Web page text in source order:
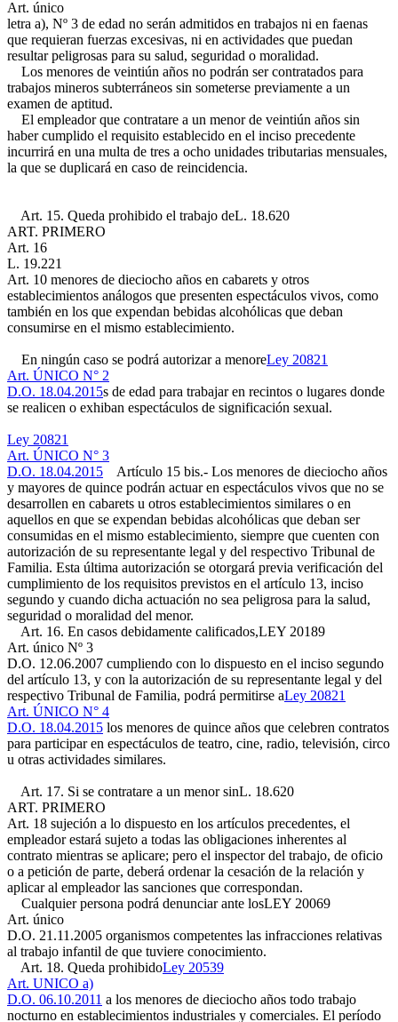
Art. único
letra a), Nº 3 de edad no serán admitidos en trabajos ni en faenas
que requieran fuerzas excesivas, ni en actividades que puedan
resultar peligrosas para su salud, seguridad o moralidad.
Los menores de veintiún años no podrán ser contratados para
trabajos mineros subterráneos sin someterse previamente a un
examen de aptitud.
El empleador que contratare a un menor de veintiún años sin
haber cumplido el requisito establecido en el inciso precedente
incurrirá en una multa de tres a ocho unidades tributarias mensuales,
la que se duplicará en caso de reincidencia.
Art. 15. Queda prohibido el trabajo deL. 18.620
ART. PRIMERO
Art. 16
L. 19.221
Art. 10 menores de dieciocho años en cabarets y otros
establecimientos análogos que presenten espectáculos vivos, como
también en los que expendan bebidas alcohólicas que deban
consumirse en el mismo establecimiento.
En ningún caso se podrá autorizar a menoreLey 20821
Art. ÚNICO N° 2
D.O. 18.04.2015s de edad para trabajar en recintos o lugares donde
se realicen o exhiban espectáculos de significación sexual.
Ley 20821
Art. ÚNICO N° 3
D.O. 18.04.2015 Artículo 15 bis.- Los menores de dieciocho años
y mayores de quince podrán actuar en espectáculos vivos que no se
desarrollen en cabarets u otros establecimientos similares o en
aquellos en que se expendan bebidas alcohólicas que deban ser
consumidas en el mismo establecimiento, siempre que cuenten con
autorización de su representante legal y del respectivo Tribunal de
Familia. Esta última autorización se otorgará previa verificación del
cumplimiento de los requisitos previstos en el artículo 13, inciso
segundo y cuando dicha actuación no sea peligrosa para la salud,
seguridad o moralidad del menor.
Art. 16. En casos debidamente calificados,LEY 20189
Art. único Nº 3
D.O. 12.06.2007 cumpliendo con lo dispuesto en el inciso segundo
del artículo 13, y con la autorización de su representante legal y del
respectivo Tribunal de Familia, podrá permitirse aLey 20821
Art. ÚNICO N° 4
D.O. 18.04.2015 los menores de quince años que celebren contratos
para participar en espectáculos de teatro, cine, radio, televisión, circo
u otras actividades similares.
Art. 17. Si se contratare a un menor sinL. 18.620
ART. PRIMERO
Art. 18 sujeción a lo dispuesto en los artículos precedentes, el
empleador estará sujeto a todas las obligaciones inherentes al
contrato mientras se aplicare; pero el inspector del trabajo, de oficio
o a petición de parte, deberá ordenar la cesación de la relación y
aplicar al empleador las sanciones que correspondan.
Cualquier persona podrá denunciar ante losLEY 20069
Art. único
D.O. 21.11.2005 organismos competentes las infracciones relativas
al trabajo infantil de que tuviere conocimiento.
Art. 18. Queda prohibidoLey 20539
Art. UNICO a)
D.O. 06.10.2011 a los menores de dieciocho años todo trabajo
nocturno en establecimientos industriales y comerciales. El período